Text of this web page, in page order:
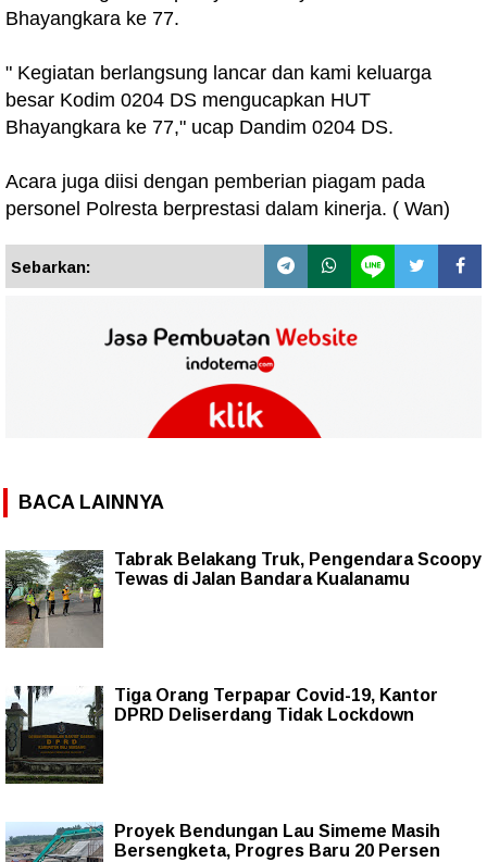
Bhayangkara ke 77.
" Kegiatan berlangsung lancar dan kami keluarga
besar Kodim 0204 DS mengucapkan HUT
Bhayangkara ke 77," ucap Dandim 0204 DS.
Acara juga diisi dengan pemberian piagam pada
personel Polresta berprestasi dalam kinerja. ( Wan)
Sebarkan:
BACA LAINNYA
Tabrak Belakang Truk, Pengendara Scoopy
Tewas di Jalan Bandara Kualanamu
Tiga Orang Terpapar Covid-19, Kantor
DPRD Deliserdang Tidak Lockdown
Proyek Bendungan Lau Simeme Masih
Bersengketa, Progres Baru 20 Persen